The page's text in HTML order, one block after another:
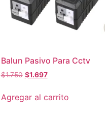
Balun Pasivo Para Cctv
$1.750 $1.697
Agregar al carrito